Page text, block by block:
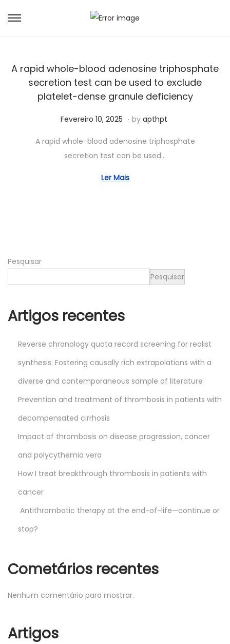
A rapid whole-blood adenosine triphosphate
secretion test can be used to exclude
platelet-dense granule deficiency
Posted on
Fevereiro 10, 2025 J
n
h
o
. by apthpt
A rapid whole-blood adenosine triphosphate
secretion test can be used…
Ler Mais
Pesquisar
Pesquisar
Artigos recentes
Reverse chronology quota record screening for realist
synthesis: Fostering causally rich extrapolations with a
diverse and contemporaneous sample of literature
Prevention and treatment of thrombosis in patients with
decompensated cirrhosis
Impact of thrombosis on disease progression, cancer
and polycythemia vera
How I treat breakthrough thrombosis in patients with
cancer
Antithrombotic therapy at the end-of-life—continue or
stop?
Cometários recentes
Nenhum comentário para mostrar.
Artigos